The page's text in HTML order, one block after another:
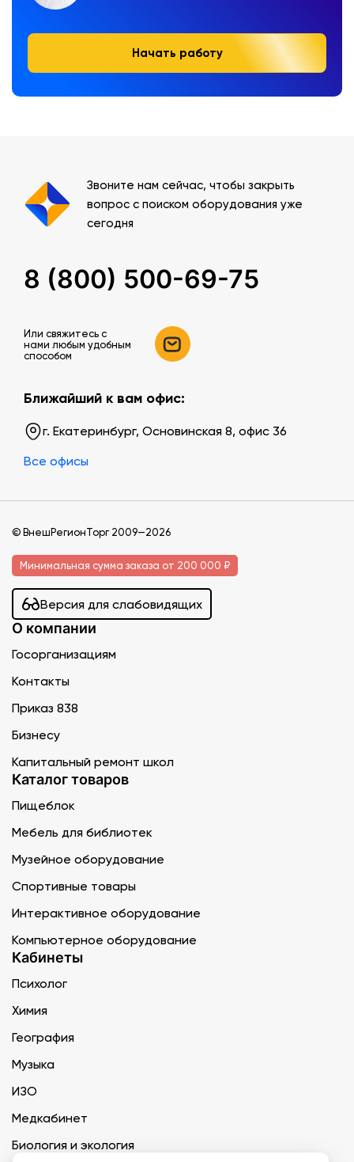
Начать работу
Звоните нам сейчас, чтобы закрыть
вопрос с поиском оборудования уже
сегодня
8 (800) 500-69-75
Или свяжитесь c
нами любым удобным
способом
Ближайший к вам офис:
г. Екатеринбург, Основинская 8, офис 36
Все офисы
© ВнешРегионТорг 2009—2026
Минимальная сумма заказа от 200 000 ₽
Версия для слабовидящих
О компании
Госорганизациям
Контакты
Приказ 838
Бизнесу
Капитальный ремонт школ
Каталог товаров
Пищеблок
Мебель для библиотек
Музейное оборудование
Спортивные товары
Интерактивное оборудование
Компьютерное оборудование
Кабинеты
Психолог
Химия
География
Музыка
ИЗО
Медкабинет
Биология и экология